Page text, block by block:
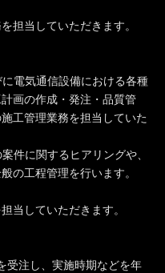
担当していただきます。
電気通信設備における各種
画の作成・発注・品質管
工管理業務を担当していた
件に関するヒアリングや、
の工程管理を行います。
当していただきます。
受注し、実施時期などを年